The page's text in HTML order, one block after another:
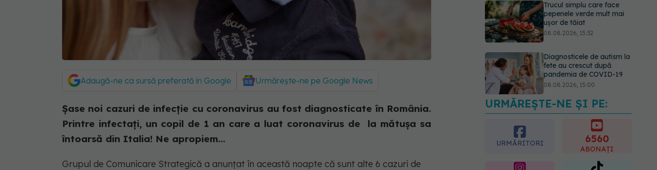
Adaugă-ne ca sursă preferată în Google Urmărește-ne pe Google News
Șase noi cazuri de infecție cu coronavirus au fost diagnosticate în România.
Printre infectați, un copil de 1 an care a luat coronavirus de la mătușa sa
întoarsă din Italia! Ne apropiem...
Grupul de Comunicare Strategică a anunțat în această noapte că sunt alte 6 cazuri de
Diagnosticele de autism la
fete au crescut după
pandemia de COVID-19
08.08.2026, 15:00
Microplasticele pot
traversa bariera
placentară și modifica
hormonii
Trucul genial cu ceai negru
pentru păr. Tot mai multe
08.08.2026, 17:00
URMĂREȘTE-NE ȘI PE:
URMĂRITORI 6560
ABONAȚI